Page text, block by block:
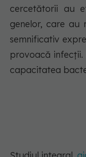
cercetătorii au
genelor, care au
semnificativ
provoacă infecții.
capacitatea